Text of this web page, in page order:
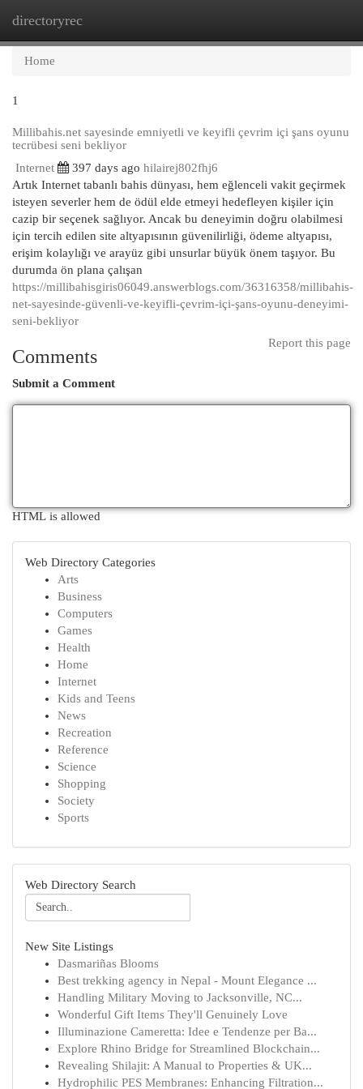
directoryrec
Home
1
Millibahis.net sayesinde emniyetli ve keyifli çevrim içi şans oyunu
tecrübesi seni bekliyor
Internet
397 days ago hilairej802fhj6
Artık Internet tabanlı bahis dünyası, hem eğlenceli vakit geçirmek
isteyen severler hem de ödül elde etmeyi hedefleyen kişiler için
cazip bir seçenek sağlıyor. Ancak bu deneyimin doğru olabilmesi
için tercih edilen site altyapısının güvenilirliği, ödeme altyapısı,
erişim kolaylığı ve arayüz gibi unsurlar büyük önem taşıyor. Bu
durumda ön plana çalışan
https://millibahisgiris06049.answerblogs.com/36316358/millibahis-
net-sayesinde-güvenli-ve-keyifli-çevrim-içi-şans-oyunu-deneyimi-
seni-bekliyor
Report this page
Comments
Submit a Comment
HTML is allowed
Web Directory Categories
Arts
Business
Computers
Games
Health
Home
Internet
Kids and Teens
News
Recreation
Reference
Science
Shopping
Society
Sports
Web Directory Search
New Site Listings
Dasmariñas Blooms
Best trekking agency in Nepal - Mount Elegance ...
Handling Military Moving to Jacksonville, NC...
Wonderful Gift Items They'll Genuinely Love
Illuminazione Cameretta: Idee e Tendenze per Ba...
Explore Rhino Bridge for Streamlined Blockchain...
Revealing Shilajit: A Manual to Properties & UK...
Hydrophilic PES Membranes: Enhancing Filtration...